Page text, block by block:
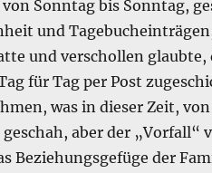
von Sonntag bis Sonntag,
und
und verschollen
für Tag per Post
was in dieser Zeit,
aber der „Vorfall“
Beziehungsgefüge der